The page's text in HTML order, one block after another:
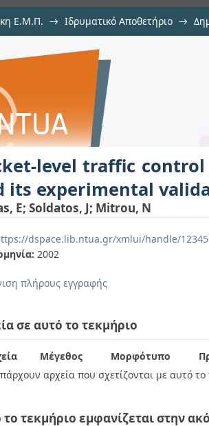
Ε.Μ.Π. → Ιδρυματικό Αποθετήριο →
control for the
level traffic
its experimental
E; Soldatos, J; Mitrou, N
dspace.lib.ntua.gr/xmlui/handle/
2002
πλήρους εγγραφής
σε αυτό το τεκμήριο
Μέγεθος Μορφότυπο
αρχεία που σχετίζονται με αυτό το
το τεκμήριο εμφανίζεται στην